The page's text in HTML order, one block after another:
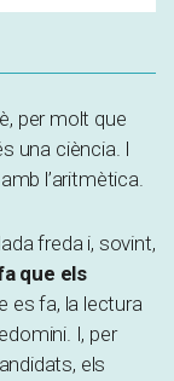
per molt que
una ciència. I
l’aritmètica.
freda i, sovint,
que els
es fa, la lectura
I, per
els